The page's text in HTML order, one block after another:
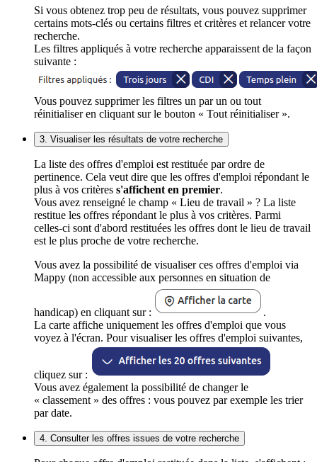
Si vous obtenez trop peu de résultats, vous pouvez supprimer
certains mots-clés ou certains filtres et critères et relancer votre
recherche.
Les filtres appliqués à votre recherche apparaissent de la façon
suivante :
Vous pouvez supprimer les filtres un par un ou tout
réinitialiser en cliquant sur le bouton « Tout réinitialiser ».
3. Visualiser les résultats de votre recherche
La liste des offres d'emploi est restituée par ordre de
pertinence. Cela veut dire que les offres d'emploi répondant le
plus à vos critères s'affichent en premier.
Vous avez renseigné le champ « Lieu de travail » ? La liste
restitue les offres répondant le plus à vos critères. Parmi
celles-ci sont d'abord restituées les offres dont le lieu de travail
est le plus proche de votre recherche.
Vous avez la possibilité de visualiser ces offres d'emploi via
Mappy (non accessible aux personnes en situation de
handicap) en cliquant sur :
.
La carte affiche uniquement les offres d'emploi que vous
voyez à l'écran. Pour visualiser les offres d'emploi suivantes,
cliquez sur :
Vous avez également la possibilité de changer le
« classement » des offres : vous pouvez par exemple les trier
par date.
4. Consulter les offres issues de votre recherche